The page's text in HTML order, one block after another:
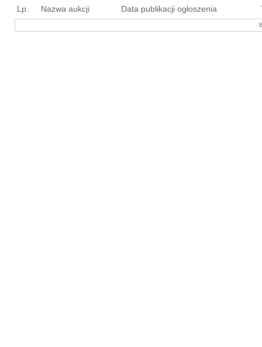
Lp. Nazwa aukcji Data publikacji ogłoszenia